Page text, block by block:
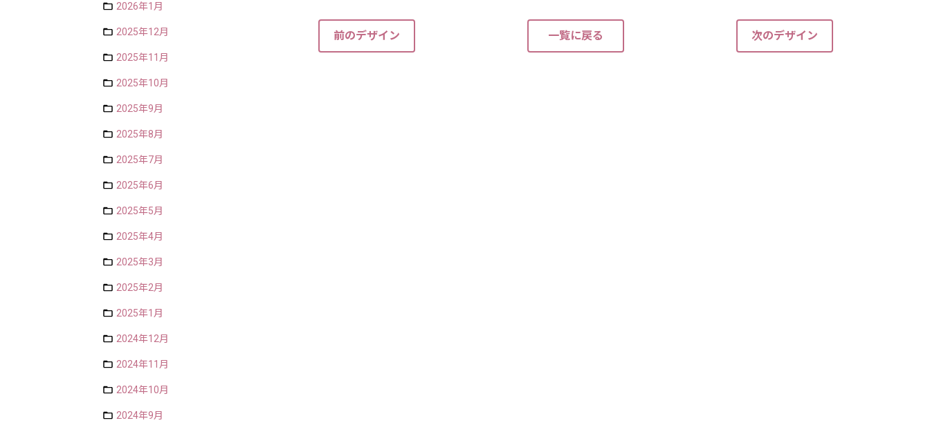
2026年1月
2025年12月
2025年11月
2025年10月
2025年9月
2025年8月
2025年7月
2025年6月
2025年5月
2025年4月
2025年3月
2025年2月
2025年1月
2024年12月
2024年11月
2024年10月
2024年9月
前のデザイン 一覧に戻る 次のデザイン